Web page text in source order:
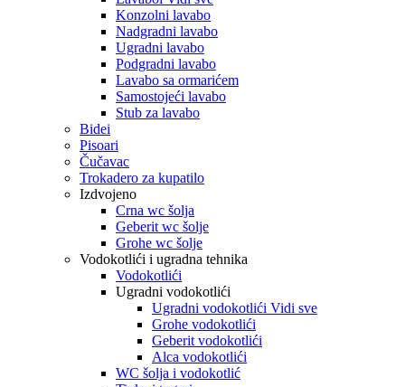
Konzolni lavabo
Nadgradni lavabo
Ugradni lavabo
Podgradni lavabo
Lavabo sa ormarićem
Samostojeći lavabo
Stub za lavabo
Bidei
Pisoari
Čučavac
Trokadero za kupatilo
Izdvojeno
Crna wc šolja
Geberit wc šolje
Grohe wc šolje
Vodokotlići i ugradna tehnika
Vodokotlići
Ugradni vodokotlići
Ugradni vodokotlići Vidi sve
Grohe vodokotlići
Geberit vodokotlići
Alca vodokotlići
WC šolja i vodokotlić